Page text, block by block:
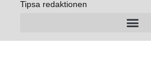
Tipsa redaktionen